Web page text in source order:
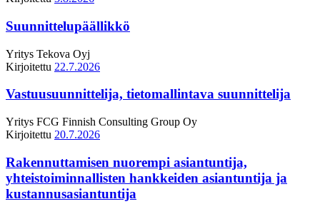
Suunnittelupäällikkö
Yritys Tekova Oyj
Kirjoitettu 22.7.2026
Vastuusuunnittelija, tietomallintava suunnittelija
Yritys FCG Finnish Consulting Group Oy
Kirjoitettu 20.7.2026
Rakennuttamisen nuorempi asiantuntija,
yhteistoiminnallisten hankkeiden asiantuntija ja
kustannusasiantuntija